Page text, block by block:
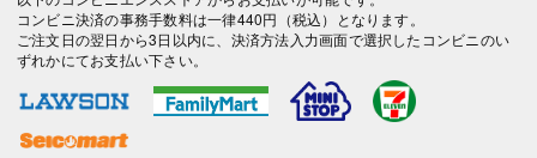
コンビニ決済の事務手数料は一律440円（税込）となります。
ご注文日の翌日から3日以内に、決済方法入力画面で選択したコンビニのい
ずれかにてお支払い下さい。